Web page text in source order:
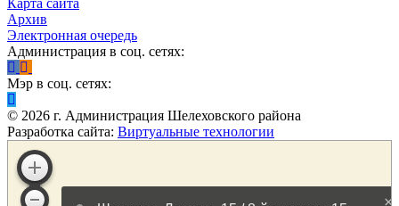
Архив
Электронная очередь
Администрация в соц. сетях:
Мэр в соц. сетях:
© 2026 г. Администрация Шелеховского района
Разработка сайта: Виртуальные технологии